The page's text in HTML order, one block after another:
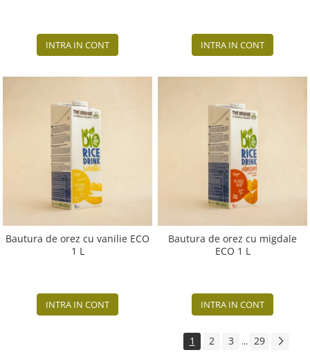
INTRA IN CONT INTRA IN CONT
Bautura de orez cu vanilie ECO
1 L
INTRA IN CONT
Bautura de orez cu migdale
ECO 1 L
INTRA IN CONT
1 2 3 ... 29